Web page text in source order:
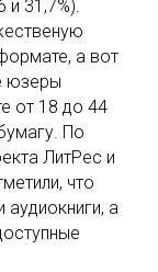
и 31,7%).
а вот
юзеры
от 18 до 44
По
ЛитРес и
что
а